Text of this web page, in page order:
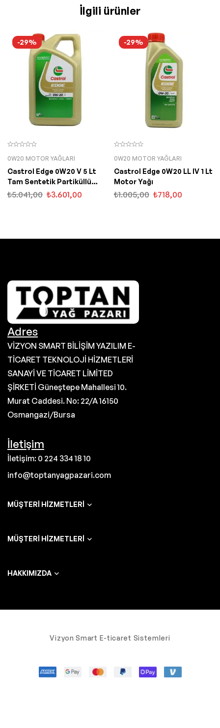
İlgili ürünler
-29%
0W20 MOTOR YAĞLARI
Castrol Edge 0W20 V 5 Lt
Tam Sentetik Partiküllü
Motor Yağı
₺5.041,00 ₺3.601,00
-29%
0W20 MOTOR YAĞLARI
Castrol Edge 0W20 LL IV 1 Lt
Motor Yağı
₺1.005,00 ₺718,00
Adres
VİZYON SMART BİLİŞİM YAZILIM E-
TİCARET TEKNOLOJİ HİZMETLERİ
SANAYİ VE TİCARET LİMİTED
ŞİRKETİ Güneştepe Mahallesi 10.
Murat Caddesi. No: 22/A 16150
Osmangazi/Bursa
İletişim
İletişim: 0 224 334 18 10
info@toptanyagpazari.com
MÜŞTERI HIZMETLERI
MÜŞTERI HIZMETLERI
HAKKIMIZDA
Vizyon Smart E-ticaret Sistemleri